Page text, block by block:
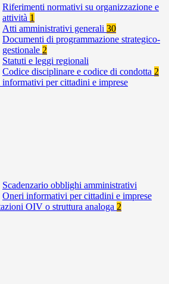
Riferimenti normativi su organizzazione e
attività 1
Atti amministrativi generali 30
Documenti di programmazione strategico-
gestionale 2
Statuti e leggi regionali
Codice disciplinare e codice di condotta 2
informativi per cittadini e imprese
Scadenzario obblighi amministrativi
Oneri informativi per cittadini e imprese
OIV o struttura analoga 2